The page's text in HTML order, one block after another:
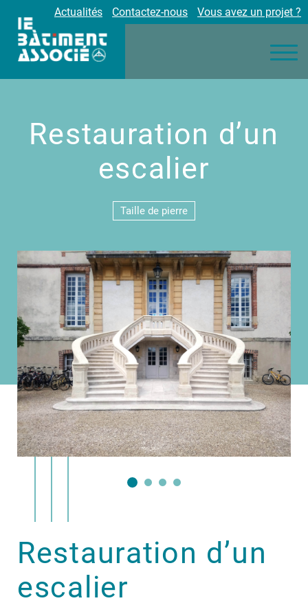
Actualités Contactez-nous Vous avez un projet ?
Nos engagements
Nos métiers
Environnement
Partenaires
Carrières
Restauration d’un
escalier
Taille de pierre
Restauration d’un
escalier